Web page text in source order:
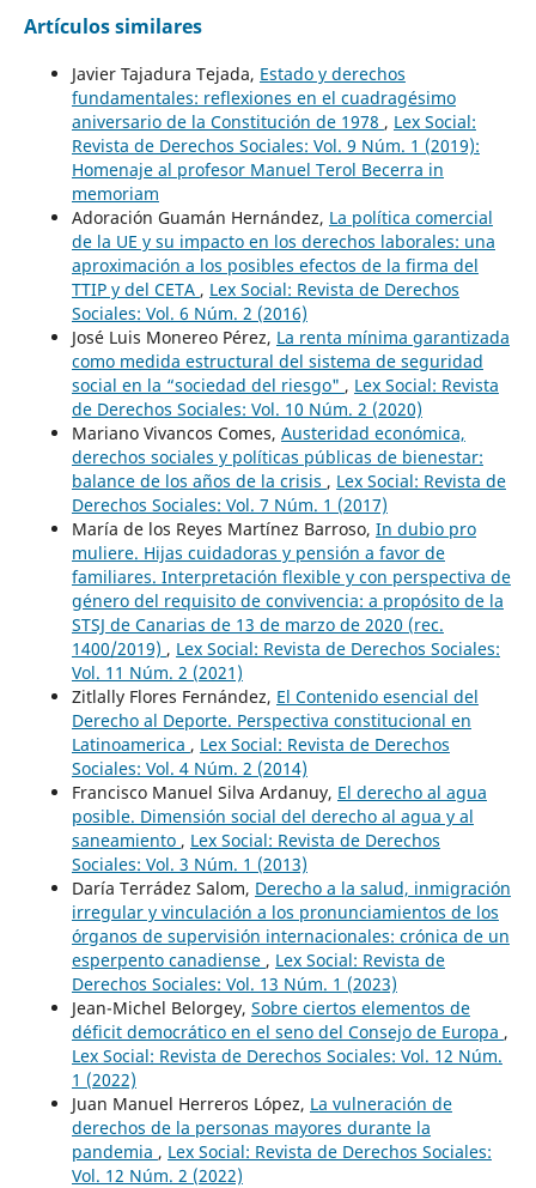
Artículos similares
Javier Tajadura Tejada, Estado y derechos
fundamentales: reflexiones en el cuadragésimo
aniversario de la Constitución de 1978 , Lex Social:
Revista de Derechos Sociales: Vol. 9 Núm. 1 (2019):
Homenaje al profesor Manuel Terol Becerra in
memoriam
Adoración Guamán Hernández, La política comercial
de la UE y su impacto en los derechos laborales: una
aproximación a los posibles efectos de la firma del
TTIP y del CETA , Lex Social: Revista de Derechos
Sociales: Vol. 6 Núm. 2 (2016)
José Luis Monereo Pérez, La renta mínima garantizada
como medida estructural del sistema de seguridad
social en la “sociedad del riesgo" , Lex Social: Revista
de Derechos Sociales: Vol. 10 Núm. 2 (2020)
Mariano Vivancos Comes, Austeridad económica,
derechos sociales y políticas públicas de bienestar:
balance de los años de la crisis , Lex Social: Revista de
Derechos Sociales: Vol. 7 Núm. 1 (2017)
María de los Reyes Martínez Barroso, In dubio pro
muliere. Hijas cuidadoras y pensión a favor de
familiares. Interpretación flexible y con perspectiva de
género del requisito de convivencia: a propósito de la
STSJ de Canarias de 13 de marzo de 2020 (rec.
1400/2019) , Lex Social: Revista de Derechos Sociales:
Vol. 11 Núm. 2 (2021)
Zitlally Flores Fernández, El Contenido esencial del
Derecho al Deporte. Perspectiva constitucional en
Latinoamerica , Lex Social: Revista de Derechos
Sociales: Vol. 4 Núm. 2 (2014)
Francisco Manuel Silva Ardanuy, El derecho al agua
posible. Dimensión social del derecho al agua y al
saneamiento , Lex Social: Revista de Derechos
Sociales: Vol. 3 Núm. 1 (2013)
Daría Terrádez Salom, Derecho a la salud, inmigración
irregular y vinculación a los pronunciamientos de los
órganos de supervisión internacionales: crónica de un
esperpento canadiense , Lex Social: Revista de
Derechos Sociales: Vol. 13 Núm. 1 (2023)
Jean-Michel Belorgey, Sobre ciertos elementos de
déficit democrático en el seno del Consejo de Europa ,
Lex Social: Revista de Derechos Sociales: Vol. 12 Núm.
1 (2022)
Juan Manuel Herreros López, La vulneración de
derechos de la personas mayores durante la
pandemia , Lex Social: Revista de Derechos Sociales:
Vol. 12 Núm. 2 (2022)